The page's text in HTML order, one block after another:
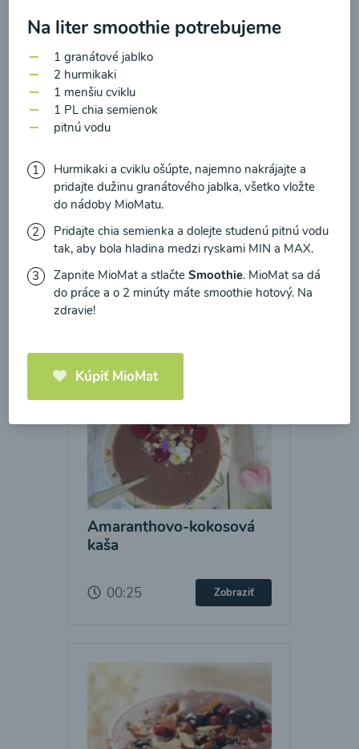
Brokolicové cappuccino
00:25
Načítať ďalšie
Kaše
Amaranthovo-kokosová
kaša
00:25 Zobraziť
Na liter smoothie potrebujeme
1 granátové jablko
2 hurmikaki
1 menšiu cviklu
1 PL chia semienok
pitnú vodu
Hurmikaki a cviklu ošúpte, najemno nakrájajte a
pridajte dužinu granátového jablka, všetko vložte
do nádoby MioMatu.
Pridajte chia semienka a dolejte studenú pitnú vodu
tak, aby bola hladina medzi ryskami MIN a MAX.
Zapnite MioMat a stlačteSmoothie. MioMat sa dá
do práce a o 2 minúty máte smoothie hotový. Na
zdravie!
Kúpiť MioMat
prečítal(a)informácie o Ochrane osobných
údajova súhlasím s nimi.